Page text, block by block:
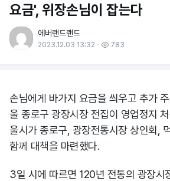
요금', 위장손님이 잡는다
에버랜드랜드
2023.12.03 13:32 783
손님에게 바가지 요금을 씌우고 추가
울 종로구 광장시장 전집이 영업정지
울시가 종로구, 광장전통시장 상인회,
함께 대책을 마련했다.
3일 시에 따르면 120년 전통의 광장시